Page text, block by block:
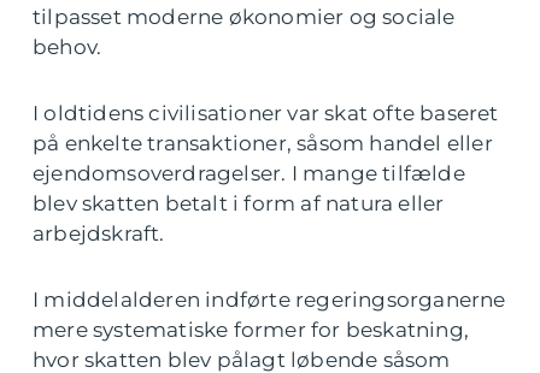
tilpasset moderne økonomier og sociale
behov.
I oldtidens civilisationer var skat ofte baseret
på enkelte transaktioner, såsom handel eller
ejendomsoverdragelser. I mange tilfælde
blev skatten betalt i form af natura eller
arbejdskraft.
I middelalderen indførte regeringsorganerne
mere systematiske former for beskatning,
hvor skatten blev pålagt løbende såsom